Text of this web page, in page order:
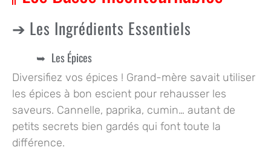
Les Ingrédients Essentiels
Les Épices
Diversifiez vos épices ! Grand-mère savait utiliser
les épices à bon escient pour rehausser les
saveurs. Cannelle, paprika, cumin… autant de
petits secrets bien gardés qui font toute la
différence.